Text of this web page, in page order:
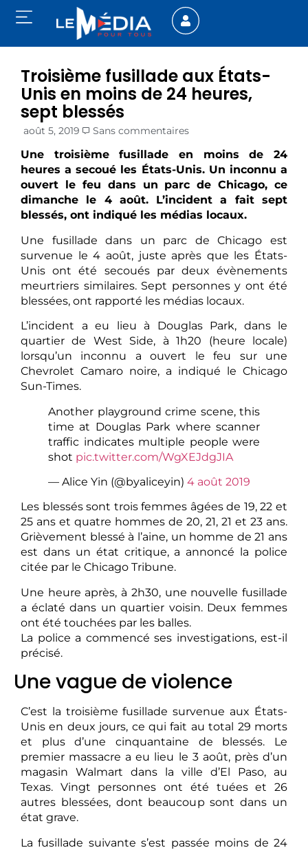
Troisième fusillade aux États-
Unis en moins de 24 heures,
sept blessés
août 5, 2019 Sans commentaires
Une troisième fusillade en moins de 24
heures a secoué les États-Unis. Un inconnu a
ouvert le feu dans un parc de Chicago, ce
dimanche le 4 août. L’incident a fait sept
blessés, ont indiqué les médias locaux.
Une fusillade dans un parc de Chicago est
survenue le 4 août, juste après que les États-
Unis ont été secoués par deux évènements
meurtriers similaires. Sept personnes y ont été
blessées, ont rapporté les médias locaux.
L’incident a eu lieu à Douglas Park, dans le
quartier de West Side, à 1h20 (heure locale)
lorsqu’un inconnu a ouvert le feu sur une
Chevrolet Camaro noire, a indiqué le Chicago
Sun-Times.
Another playground crime scene, this
time at Douglas Park where scanner
traffic indicates multiple people were
shot pic.twitter.com/WgXEJdgJIA
— Alice Yin (@byaliceyin) 4 août 2019
Les blessés sont trois femmes âgées de 19, 22 et
25 ans et quatre hommes de 20, 21, 21 et 23 ans.
Grièvement blessé à l’aine, un homme de 21 ans
est dans un état critique, a annoncé la police
citée par le Chicago Tribune.
Une heure après, à 2h30, une nouvelle fusillade
a éclaté dans un quartier voisin. Deux femmes
ont été touchées par les balles.
La police a commencé ses investigations, est-il
précisé.
Une vague de violence
C’est la troisième fusillade survenue aux États-
Unis en deux jours, ce qui fait au total 29 morts
et plus d’une cinquantaine de blessés. Le
premier massacre a eu lieu le 3 août, près d’un
magasin Walmart dans la ville d’El Paso, au
Texas. Vingt personnes ont été tuées et 26
autres blessées, dont beaucoup sont dans un
état grave.
La fusillade suivante s’est passée moins de 24